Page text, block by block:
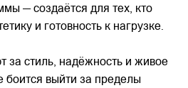
— создаётся для тех, кто
и готовность к нагрузке.
за стиль, надёжность и живое
боится выйти за пределы